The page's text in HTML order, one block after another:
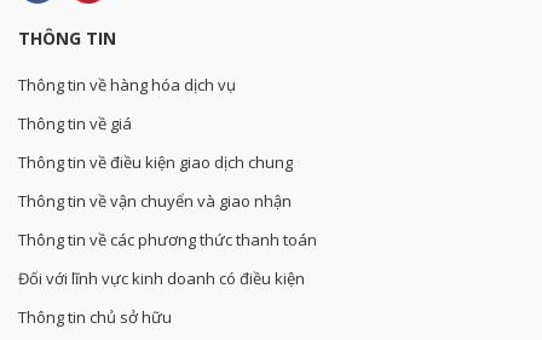
THÔNG TIN
Thông tin về hàng hóa dịch vụ
Thông tin về giá
Thông tin về điều kiện giao dịch chung
Thông tin về vận chuyển và giao nhận
Thông tin về các phương thức thanh toán
Đối với lĩnh vực kinh doanh có điều kiện
Thông tin chủ sở hữu